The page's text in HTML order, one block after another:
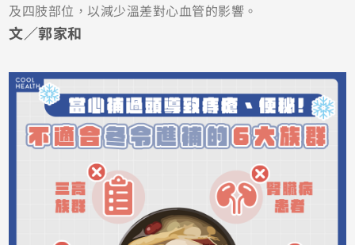
及四肢部位，以減少溫差對心血管的影響。
文／郭家和